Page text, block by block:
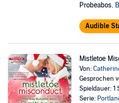
Probeabos.
Audible
Mistletoe
Von:
Gesprochen
Spieldauer: 1
Serie: